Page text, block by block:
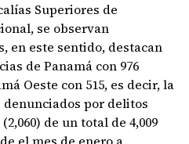
Superiores de
se observan
en este sentido, destacan
de Panamá con 976
Oeste con 515, es decir, la
por delitos
de un total de 4,009